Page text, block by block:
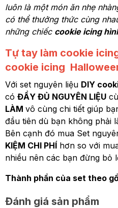
luôn là một món ăn nhẹ
có thể thưởng thức cùng
những chiếc cookie icing
Tự tay làm cookie
cookie icing
Với set nguyên liệu DIY
có ĐẦY ĐỦ NGUYÊN LIỆU
LÀM vô cùng chi tiết giúp
đầu tiên dù bạn không phải
Bên cạnh đó mua Set
KIỆM CHI PHÍ hơn so với
nhiều nên các bạn đừng bỏ
Thành phần của set theo
Đánh giá sản phẩm